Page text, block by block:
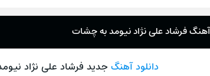
آهنگ فرشاد علی نژاد نیومد به چشات
دانلود آهنگ جدید فرشاد علی نژاد